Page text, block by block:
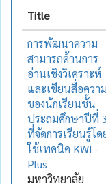
Title
การพัฒนาความ
สามารถด้านการ
อ่านเชิงวิเคราะห์
และเขียนสื่อความ
ของนักเรียนชั้น
ประถมศึกษาปีที่ 3
ที่จัดการเรียนรู้โด
ใช้เทคนิค KWL-
Plus
มหาวิทยาลัย